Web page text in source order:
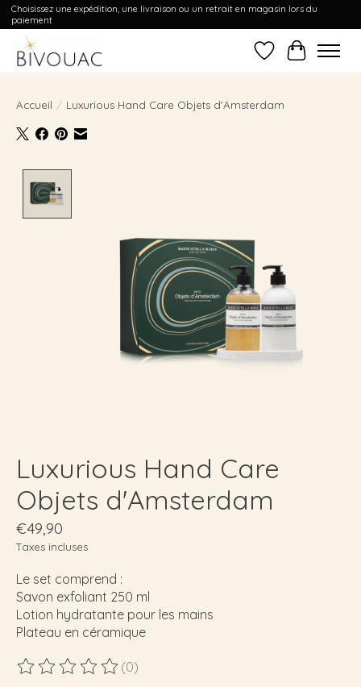
Choisissez une expédition, une livraison ou un retrait en magasin lors du
paiement
Liste dePanier
Accueil / Luxurious Hand Care Objets d'Amsterdam
Luxurious Hand Care
Objets d'Amsterdam
€49,90
Taxes incluses
Le set comprend :
Savon exfoliant 250 ml
Lotion hydratante pour les mains
Plateau en céramique
Ce produit est évalué à
(0)